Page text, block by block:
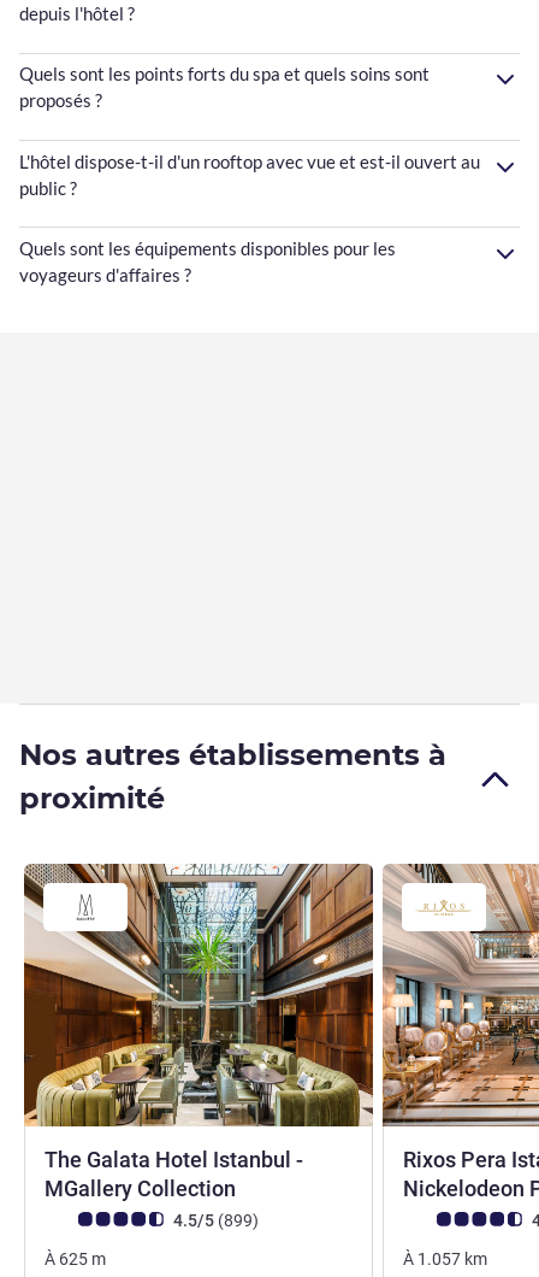
depuis l'hôtel ?
Quels sont les points forts du spa et quels soins sont
proposés ?
L'hôtel dispose-t-il d'un rooftop avec vue et est-il ouvert au
public ?
Quels sont les équipements disponibles pour les
voyageurs d'affaires ?
Nos autres établissements à
proximité
The Galata Hotel Istanbul -
MGallery Collection
Note Avis clients (Note ALL)
4.5/5 (899avis
)
À 625 m
Rixos Pera
Nickelodeon
Note Avis clients
À 1.057 km